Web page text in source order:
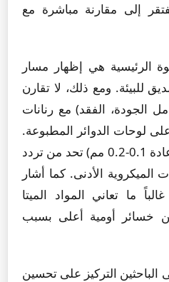
إلى مقارنة مباشرة مع
الرئيسية هي إظهار مسار
للبيئة. ومع ذلك، لا تقارن
الجودة، الفقد) مع رنانات
لوحات الدوائر المطبوعة.
دقة الطباعة بتقنية FDM (عادة 0.1-0.2 مم) تحد من تردد
الأدنى. كما أشار
ما تعاني المواد الميتا
من خسائر أومية أعلى بسبب
التركيز على تحسين